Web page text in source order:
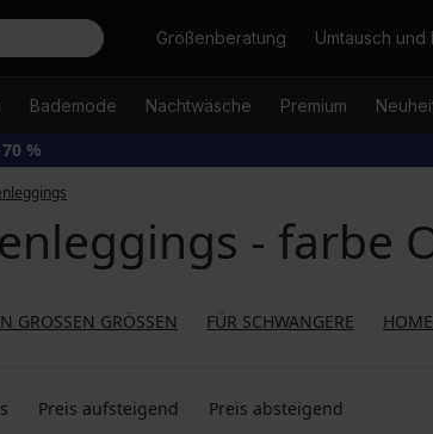
SucheGrößenberatung Umtausch und
Bademode Nachtwäsche Premium
%
- farbe
GROSSEN GRÖSSEN FÜR SCHWANGERE
Preis aufsteigend Preis absteigend